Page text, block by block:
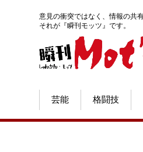
意見の衝突ではなく、情報の共
それが『瞬刊モッツ』です。
芸能 格闘技